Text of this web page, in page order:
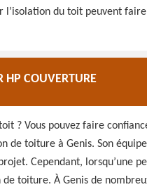
l’isolation du toit peuvent
HP COUVERTURE
? Vous pouvez faire
toiture à Genis. Son
Cependant, lorsqu’une
toiture. À Genis de